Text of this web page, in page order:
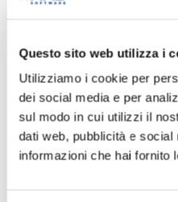
Questo sito web utilizza i
Utilizziamo i cookie per
dei social media e per
sul modo in cui utilizzi il
dati web, pubblicità e
informazioni che hai fornito
Servizi
fiscale e
Amministra la tua